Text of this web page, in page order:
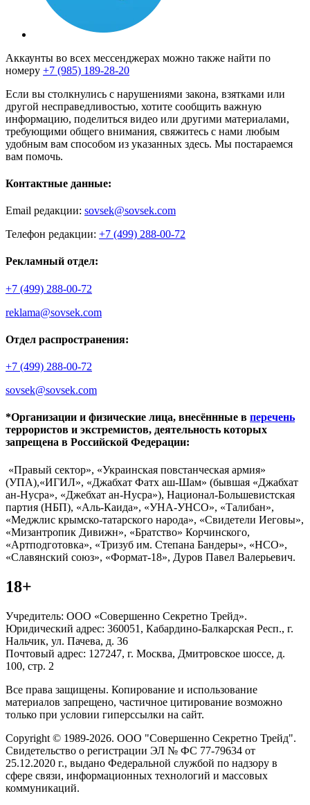
Аккаунты во всех мессенджерах можно также найти по
номеру +7 (985) 189-28-20
Если вы столкнулись с нарушениями закона, взятками или
другой несправедливостью, хотите сообщить важную
информацию, поделиться видео или другими материалами,
требующими общего внимания, свяжитесь с нами любым
удобным вам способом из указанных здесь. Мы постараемся
вам помочь.
Контактные данные:
Email редакции: sovsek@sovsek.com
Телефон редакции: +7 (499) 288-00-72
Рекламный отдел:
+7 (499) 288-00-72
reklama@sovsek.com
Отдел распространения:
+7 (499) 288-00-72
sovsek@sovsek.com
*Организации и физические лица, внесённные в перечень
террористов и экстремистов, деятельность которых
запрещена в Российской Федерации:
«Правый сектор», «Украинская повстанческая армия»
(УПА),«ИГИЛ», «Джабхат Фатх аш-Шам» (бывшая «Джабхат
ан-Нусра», «Джебхат ан-Нусра»), Национал-Большевистская
партия (НБП), «Аль-Каида», «УНА-УНСО», «Талибан»,
«Меджлис крымско-татарского народа», «Свидетели Иеговы»,
«Мизантропик Дивижн», «Братство» Корчинского,
«Артподготовка», «Тризуб им. Степана Бандеры», «НСО»,
«Славянский союз», «Формат-18», Дуров Павел Валерьевич.
18+
Учредитель: ООО «Совершенно Секретно Трейд».
Юридический адрес: 360051, Кабардино-Балкарская Респ., г.
Нальчик, ул. Пачева, д. 36
Почтовый адрес: 127247, г. Москва, Дмитровское шоссе, д.
100, стр. 2
Все права защищены. Копирование и использование
материалов запрещено, частичное цитирование возможно
только при условии гиперссылки на сайт.
Copyright © 1989-2026. ООО "Совершенно Секретно Трейд".
Свидетельство о регистрации ЭЛ № ФС 77-79634 от
25.12.2020 г., выдано Федеральной службой по надзору в
сфере связи, информационных технологий и массовых
коммуникаций.